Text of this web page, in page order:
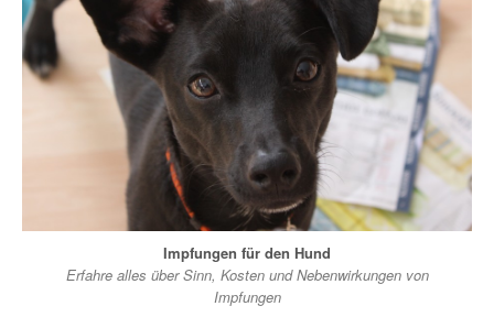
Impfungen für den Hund
Erfahre alles über Sinn, Kosten und Nebenwirkungen von
Impfungen